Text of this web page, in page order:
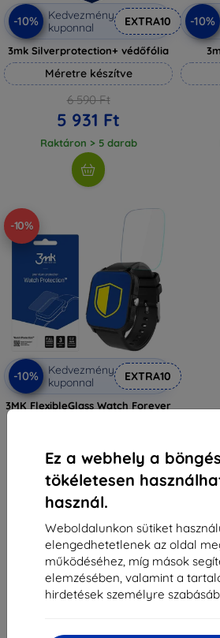
Ez a webhely a
tökéletesen
használ.
Weboldalunkon sütiket
elengedhetetlenek az oldal
működéséhez, míg mások
elemzésében, valamint a
hirdetések személyre
-10%
Kedvezmény
kuponnal
EXTRA10
3mk Silverprotection+ védőfólia
Méretre készítve
6 590 Ft
5 931 Ft
Raktáron > 5 darab
-10%
-10%
-10%
Kedvezmény
kuponnal
EXTRA10
3MK FlexibleGlass Watch Forever
3 230 Ft
Raktáron > 5 darab
Összes találat5.